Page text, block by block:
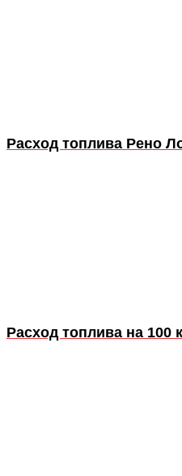
Расход топлива Рено
Расход топлива на 100